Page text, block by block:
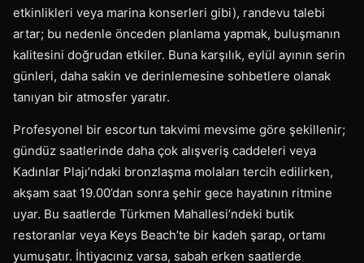
etkinlikleri veya marina konserleri gibi), randevu talebi
artar; bu nedenle önceden planlama yapmak, buluşmanın
kalitesini doğrudan etkiler. Buna karşılık, eylül ayının serin
günleri, daha sakin ve derinlemesine sohbetlere olanak
tanıyan bir atmosfer yaratır.
Profesyonel bir escortun takvimi mevsime göre şekillenir;
gündüz saatlerinde daha çok alışveriş caddeleri veya
Kadınlar Plajı’ndaki bronzlaşma molaları tercih edilirken,
akşam saat 19.00’dan sonra şehir gece hayatının ritmine
uyar. Bu saatlerde Türkmen Mahallesi’ndeki butik
restoranlar veya Keys Beach’te bir kadeh şarap, ortamı
yumuşatır. İhtiyacınız varsa, sabah erken saatlerde